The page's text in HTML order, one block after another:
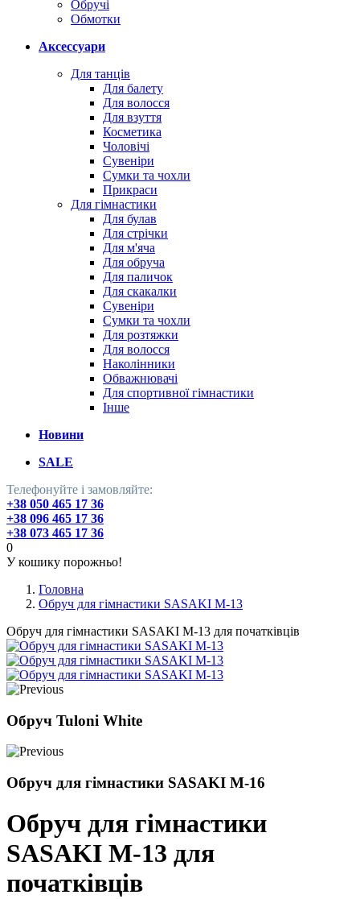
Обручі
Обмотки
Аксессуари
Для танців
Для балету
Для волосся
Для взуття
Косметика
Чоловічі
Сувеніри
Сумки та чохли
Прикраси
Для гімнастики
Для булав
Для стрічки
Для м'яча
Для обруча
Для паличок
Для скакалки
Сувеніри
Сумки та чохли
Для розтяжки
Для волосся
Наколінники
Обважнювачі
Для спортивної гімнастики
Інше
Новини
SALE
Телефонуйте і замовляйте:
+38 050 465 17 36
+38 096 465 17 36
+38 073 465 17 36
0
У кошику порожньо!
Головна
Обруч для гімнастики SASAKI M-13
Обруч для гімнастики SASAKI M-13 для початківців
Обруч Tuloni White
Обруч для гімнастики SASAKI M-16
Обруч для гімнастики
SASAKI M-13 для
початківців